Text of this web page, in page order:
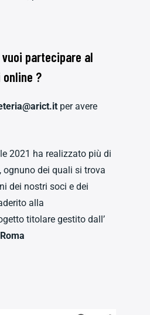
partecipare al
?
per avere
2021 ha realizzato più di
dei quali si trova
dei nostri soci e dei
alla
titolare gestito dall’